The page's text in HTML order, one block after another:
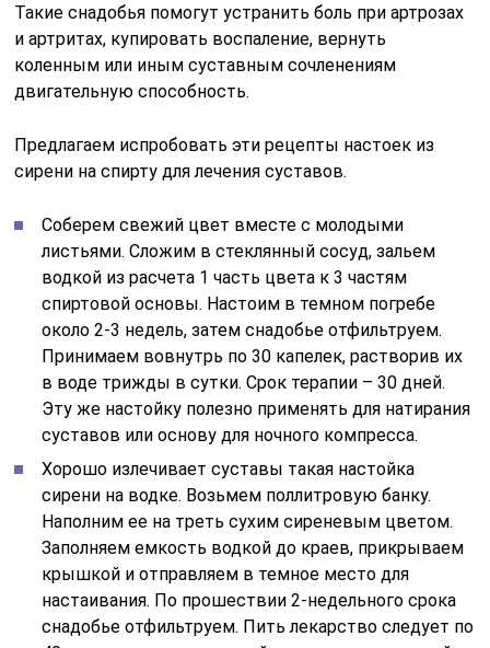
Такие снадобья помогут устранить боль при артрозах
и артритах, купировать воспаление, вернуть
коленным или иным суставным сочленениям
двигательную способность.
Предлагаем испробовать эти рецепты настоек из
сирени на спирту для лечения суставов.
Соберем свежий цвет вместе с молодыми
листьями. Сложим в стеклянный сосуд, зальем
водкой из расчета 1 часть цвета к 3 частям
спиртовой основы. Настоим в темном погребе
около 2-3 недель, затем снадобье отфильтруем.
Принимаем вовнутрь по 30 капелек, растворив их
в воде трижды в сутки. Срок терапии – 30 дней.
Эту же настойку полезно применять для натирания
суставов или основу для ночного компресса.
Хорошо излечивает суставы такая настойка
сирени на водке. Возьмем поллитровую банку.
Наполним ее на треть сухим сиреневым цветом.
Заполняем емкость водкой до краев, прикрываем
крышкой и отправляем в темное место для
настаивания. По прошествии 2-недельного срока
снадобье отфильтруем. Пить лекарство следует по